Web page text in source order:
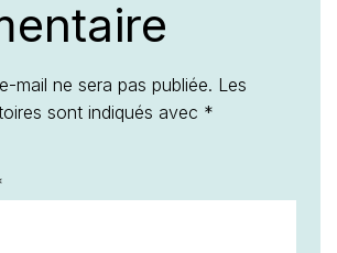
mail ne sera pas publiée. Les
sont indiqués avec *